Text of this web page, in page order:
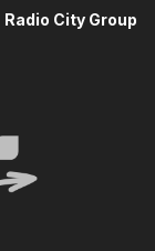
Radio City Group